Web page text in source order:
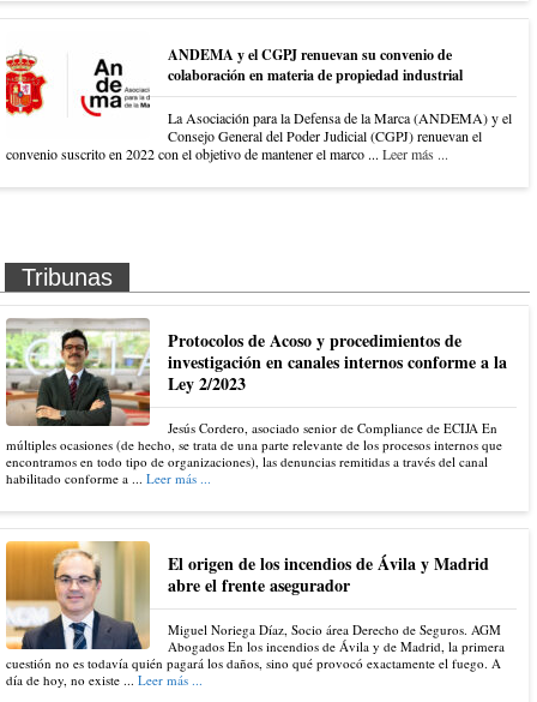
ANDEMA y el CGPJ renuevan su convenio de
colaboración en materia de propiedad industrial
La Asociación para la Defensa de la Marca (ANDEMA) y el
Consejo General del Poder Judicial (CGPJ) renuevan el
convenio suscrito en 2022 con el objetivo de mantener el marco ... Leer más ...
Tribunas
Protocolos de Acoso y procedimientos de
investigación en canales internos conforme a la
Ley 2/2023
Jesús Cordero, asociado senior de Compliance de ECIJA En
múltiples ocasiones (de hecho, se trata de una parte relevante de los procesos internos que
encontramos en todo tipo de organizaciones), las denuncias remitidas a través del canal
habilitado conforme a ... Leer más ...
El origen de los incendios de Ávila y Madrid
abre el frente asegurador
Miguel Noriega Díaz, Socio área Derecho de Seguros. AGM
Abogados En los incendios de Ávila y de Madrid, la primera
cuestión no es todavía quién pagará los daños, sino qué provocó exactamente el fuego. A
día de hoy, no existe ... Leer más ...